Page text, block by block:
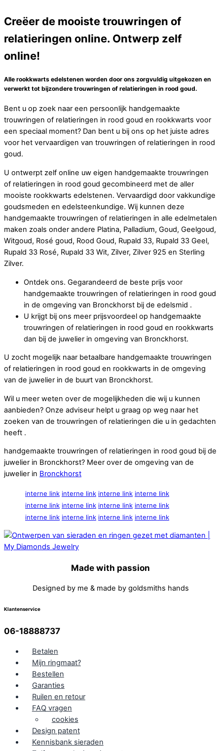
Creëer de mooiste trouwringen of
relatieringen online. Ontwerp zelf
online!
Alle rookkwarts edelstenen worden door ons zorgvuldig uitgekozen en
verwerkt tot bijzondere trouwringen of relatieringen in rood goud.
Bent u op zoek naar een persoonlijk handgemaakte
trouwringen of relatieringen in rood goud en rookkwarts voor
een speciaal moment? Dan bent u bij ons op het juiste adres
voor het vervaardigen van trouwringen of relatieringen in rood
goud.
U ontwerpt zelf online uw eigen handgemaakte trouwringen
of relatieringen in rood goud gecombineerd met de aller
mooiste rookkwarts edelstenen. Vervaardigd door vakkundige
goudsmeden en edelsteenkundige. Wij kunnen deze
handgemaakte trouwringen of relatieringen in alle edelmetalen
maken zoals onder andere Platina, Palladium, Goud, Geelgoud,
Witgoud, Rosé goud, Rood Goud, Rupald 33, Rupald 33 Geel,
Rupald 33 Rosé, Rupald 33 Wit, Zilver, Zilver 925 en Sterling
Zilver.
Ontdek ons. Gegarandeerd de beste prijs voor
handgemaakte trouwringen of relatieringen in rood goud
in de omgeving van Bronckhorst bij de edelsmid .
U krijgt bij ons meer prijsvoordeel op handgemaakte
trouwringen of relatieringen in rood goud en rookkwarts
dan bij de juwelier in omgeving van Bronckhorst.
U zocht mogelijk naar betaalbare handgemaakte trouwringen
of relatieringen in rood goud en rookkwarts in de omgeving
van de juwelier in de buurt van Bronckhorst.
Wil u meer weten over de mogelijkheden die wij u kunnen
aanbieden? Onze adviseur helpt u graag op weg naar het
zoeken van de trouwringen of relatieringen die u in gedachten
heeft .
handgemaakte trouwringen of relatieringen in rood goud bij de
juwelier in Bronckhorst? Meer over de omgeving van de
juwelier in Bronckhorst
interne link interne link interne link interne link
interne link interne link interne link interne link
interne link interne link interne link interne link
Made with passion
Designed by me & made by goldsmiths hands
Klantenservice
06-18888737
Betalen
Mijn ringmaat?
Bestellen
Garanties
Ruilen en retour
FAQ vragen
cookies
Design patent
Kennisbank sieraden